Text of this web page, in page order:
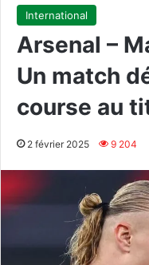
International
Arsenal –
Un match
course au
2 février 2025 9 204